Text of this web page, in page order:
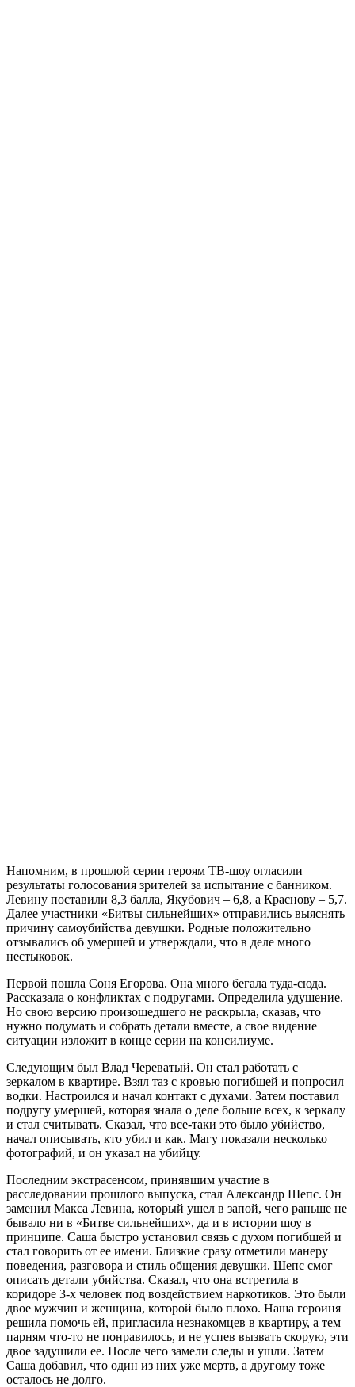
Напомним, в прошлой серии героям ТВ-шоу огласили
результаты голосования зрителей за испытание с банником.
Левину поставили 8,3 балла, Якубович – 6,8, а Краснову – 5,7.
Далее участники «Битвы сильнейших» отправились выяснять
причину самоубийства девушки. Родные положительно
отзывались об умершей и утверждали, что в деле много
нестыковок.
Первой пошла Соня Егорова. Она много бегала туда-сюда.
Рассказала о конфликтах с подругами. Определила удушение.
Но свою версию произошедшего не раскрыла, сказав, что
нужно подумать и собрать детали вместе, а свое видение
ситуации изложит в конце серии на консилиуме.
Следующим был Влад Череватый. Он стал работать с
зеркалом в квартире. Взял таз с кровью погибшей и попросил
водки. Настроился и начал контакт с духами. Затем поставил
подругу умершей, которая знала о деле больше всех, к зеркалу
и стал считывать. Сказал, что все-таки это было убийство,
начал описывать, кто убил и как. Магу показали несколько
фотографий, и он указал на убийцу.
Последним экстрасенсом, принявшим участие в
расследовании прошлого выпуска, стал Александр Шепс. Он
заменил Макса Левина, который ушел в запой, чего раньше не
бывало ни в «Битве сильнейших», да и в истории шоу в
принципе. Саша быстро установил связь с духом погибшей и
стал говорить от ее имени. Близкие сразу отметили манеру
поведения, разговора и стиль общения девушки. Шепс смог
описать детали убийства. Сказал, что она встретила в
коридоре 3-х человек под воздействием наркотиков. Это были
двое мужчин и женщина, которой было плохо. Наша героиня
решила помочь ей, пригласила незнакомцев в квартиру, а тем
парням что-то не понравилось, и не успев вызвать скорую, эти
двое задушили ее. После чего замели следы и ушли. Затем
Саша добавил, что один из них уже мертв, а другому тоже
осталось не долго.